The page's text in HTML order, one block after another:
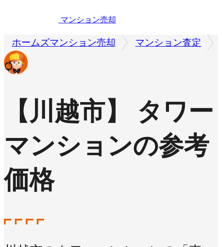
マンション売却
ホームズマンション売却 マンション査定
【川越市】 タワー
マンションの参考
価格